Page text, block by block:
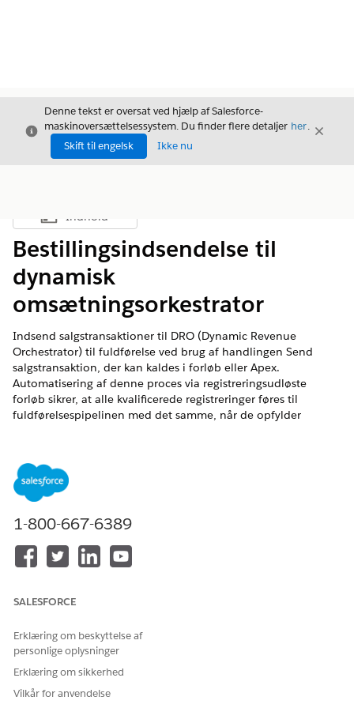
Luk
Denne tekst er oversat ved hjælp af Salesforce-
maskinoversættelsessystem. Du finder flere detaljer her.
Skift til engelsk
Ikke nu
Luk
Vis indholdsfortegnelse
Indhold
Bestillingsindsendelse til
dynamisk
omsætningsorkestrator
Indsend salgstransaktioner til DRO (Dynamic Revenue
Orchestrator) til fuldførelse ved brug af handlingen Send
salgstransaktion, der kan kaldes i forløb eller Apex.
Automatisering af denne proces via registreringsudløste
forløb sikrer, at alle kvalificerede registreringer føres til
fuldførelsespipelinen med det samme, når de opfylder
Orkestreringsindsendelsesstatus giver brugere synlighed i
realtid i fuldførelsesstatussen.
EDITIONSHEADING
Tilgængelig i:Enterprise
Transaktionsstyring er aktiveret
Assetization-regler for dynamisk omsætningsorkestrering
Brug Administration af aktivlivscyklus til at oprette og
samme aktiv på tværs af forskellige salgstransaktioner eller
bestillinger. Vedligeholdelse af præcise aktiviseringsregler
1-800-667-6389
SALESFORCE
Erklæring om beskyttelse af
personlige oplysninger
Erklæring om sikkerhed
Vilkår for anvendelse